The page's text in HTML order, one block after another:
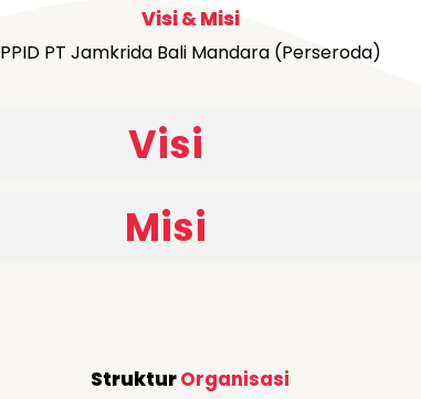
Visi&Misi
PPID PT Jamkrida Bali Mandara (Perseroda)
Visi
Misi
StrukturOrganisasi